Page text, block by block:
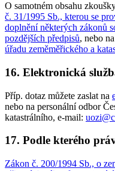
O samotném obsahu
č. 31/1995 Sb., kterou se
doplnění některých zákonů
pozdějších předpisů, nebo na
úřadu zeměměřického a
16. Elektronická
Příp. dotaz můžete zaslat na
nebo na personální odbor
katastrálního, e-mail:
17. Podle kterého
Zákon č. 200/1994 Sb., o